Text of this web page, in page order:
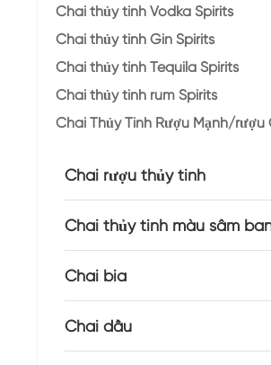
Chai thủy tinh Vodka Spirits
Chai thủy tinh Gin Spirits
Chai thủy tinh Tequila Spirits
Chai thủy tinh rum Spirits
Chai Thủy Tinh Rượu Mạnh/
Chai rượu thủy tinh
Chai thủy tinh màu sâm
Chai bia
Chai dầu